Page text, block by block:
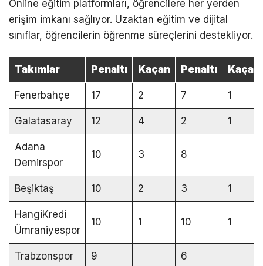
Online eğitim platformları, öğrencilere her yerden
erişim imkanı sağlıyor. Uzaktan eğitim ve dijital
sınıflar, öğrencilerin öğrenme süreçlerini destekliyor.
Takımlar Penaltı Kaçan Penaltı Kaçan
Fenerbahçe 17 2 7 1
Galatasaray 12 4 2 1
Adana
Demirspor
10 3 8
Beşiktaş 10 2 3 1
HangiKredi
Ümraniyespor
10 1 10 1
Trabzonspor 9 6